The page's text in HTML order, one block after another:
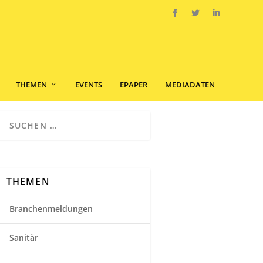
THEMEN EVENTS EPAPER MEDIADATEN
THEMEN
Branchenmeldungen
Sanitär